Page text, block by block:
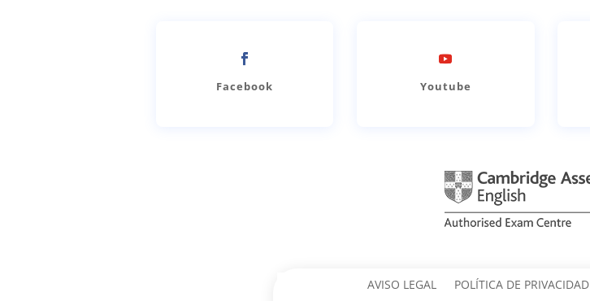
Facebook Youtube
AVISO LEGAL POLÍTICA DE PRIVACIDAD